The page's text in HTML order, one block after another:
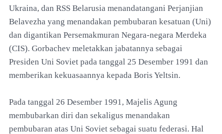
Ukraina, dan RSS Belarusia menandatangani Perjanjian
Belavezha yang menandakan pembubaran kesatuan (Uni)
dan digantikan Persemakmuran Negara-negara Merdeka
(CIS). Gorbachev meletakkan jabatannya sebagai
Presiden Uni Soviet pada tanggal 25 Desember 1991 dan
memberikan kekuasaannya kepada Boris Yeltsin.
Pada tanggal 26 Desember 1991, Majelis Agung
membubarkan diri dan sekaligus menandakan
pembubaran atas Uni Soviet sebagai suatu federasi. Hal